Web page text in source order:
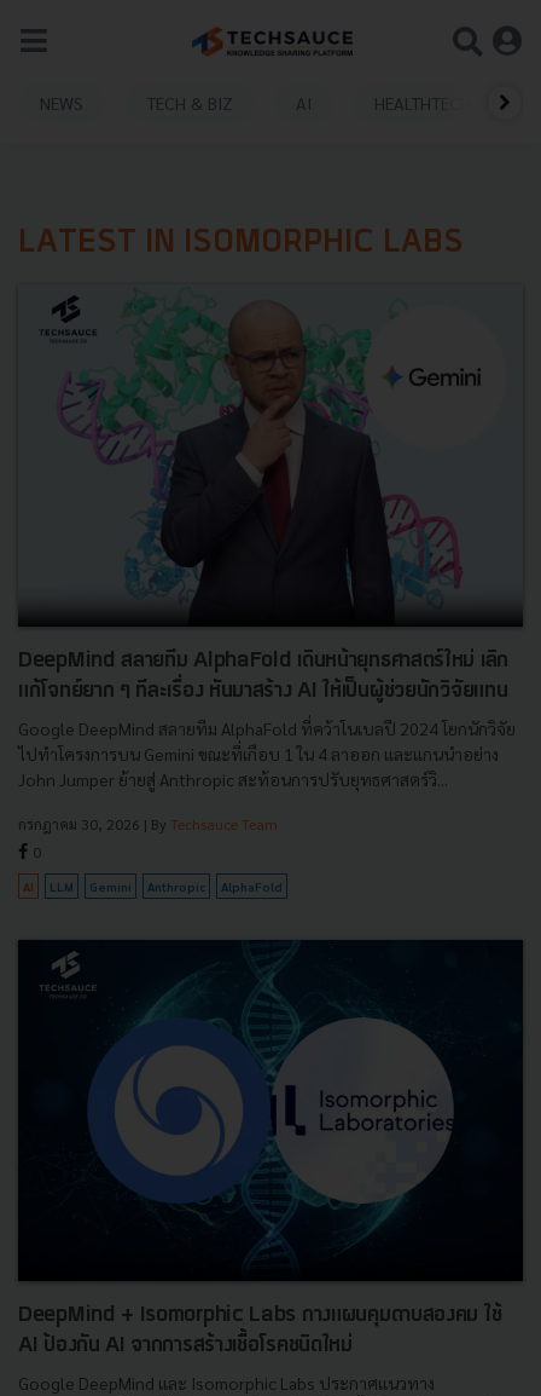
NEWS TECH & BIZ AI HEALTHTECH
LATEST IN ISOMORPHIC LABS
DeepMind สลายทีม AlphaFold เดินหน้ายุทธศาสตร์ใหม่ เลิก
แก้โจทย์ยาก ๆ ทีละเรื่อง หันมาสร้าง AI ให้เป็นผู้ช่วยนักวิจัยแทน
Google DeepMind สลายทีม AlphaFold ที่คว้าโนเบลปี 2024 โยกนักวิจัย
ไปทำโครงการบน Gemini ขณะที่เกือบ 1 ใน 4 ลาออก และแกนนำอย่าง
John Jumper ย้ายสู่ Anthropic สะท้อนการปรับยุทธศาสตร์วิ...
กรกฎาคม 30, 2026 | By Techsauce Team
0
AI LLM Gemini Anthropic AlphaFold
DeepMind + Isomorphic Labs กางแผนคุมดาบสองคม ใช้
AI ป้องกัน AI จากการสร้างเชื้อโรคชนิดใหม่
Google DeepMind และ Isomorphic Labs ประกาศแนวทาง